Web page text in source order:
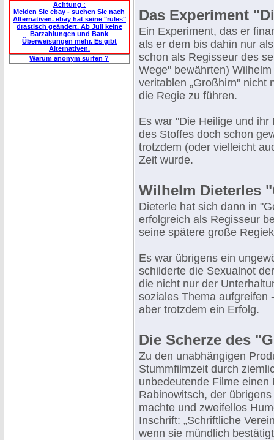
Achtung :
Meiden Sie ebay - suchen Sie nach
Alternativen. ebay hat seine "rules"
drastisch geändert. Ab Juli keine
Barzahlungen und Bank
Überweisungen mehr. Es gibt
Alternativen.
Warum anonym surfen ?
Das Experiment
Ein Experiment, das er
als er dem bis dahin nur
schon als Regisseur des
Wege" bewährten)
veritablen „Großhirn" nicht
die Regie zu führen.
Es war "Die Heilige und ihr
des Stoffes doch schon
trotzdem (oder vielleicht
Zeit wurde.
Wilhelm Dieterles
Dieterle hat sich dann in
erfolgreich als Regisseur
seine spätere große
Es war übrigens ein
schilderte die Sexualnot
die nicht nur der
soziales Thema aufgreifen
aber trotzdem ein Erfolg.
Die Scherze des
Zu den unabhängigen
Stummfilmzeit durch
unbedeutende Filme
Rabinowitsch, der
machte und zweifellos
Inschrift: „Schriftliche
wenn sie mündlich